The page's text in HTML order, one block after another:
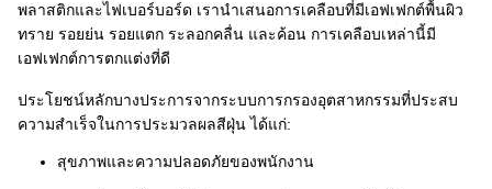
พลาสติกและไฟเบอร์บอร์ด เรานำเสนอการเคลือบที่มีเอฟเฟกต์พื้นผิว
ทราย รอยย่น รอยแตก ระลอกคลื่น และค้อน การเคลือบเหล่านี้มี
เอฟเฟกต์การตกแต่งที่ดี
ประโยชน์หลักบางประการจากระบบการกรองอุตสาหกรรมที่ประสบ
ความสำเร็จในการประมวลผลสีฝุ่น ได้แก่:
สุขภาพและความปลอดภัยของพนักงาน